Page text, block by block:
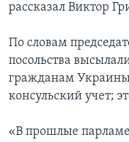
рассказал Виктор
По словам
посольства
гражданам
консульский учет;
«В прошлые